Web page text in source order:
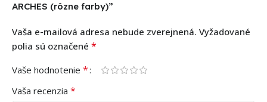
ARCHES (rôzne farby)”
Vaša e-mailová adresa nebude zverejnená. Vyžadované
polia sú označené *
Vaše hodnotenie *
Vaša recenzia *